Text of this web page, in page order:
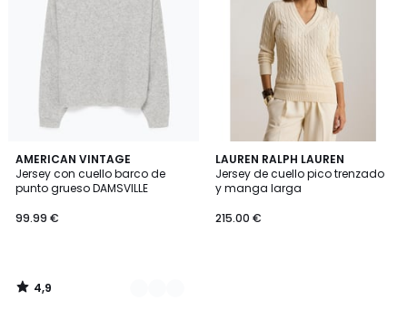
AMERICAN VINTAGE
Jersey con cuello barco de
punto grueso DAMSVILLE
99.99 €
4,9
/ 5
3
Colores
4,9
/
LAUREN RALPH LAUREN
Jersey de cuello pico trenzado
y manga larga
215.00 €